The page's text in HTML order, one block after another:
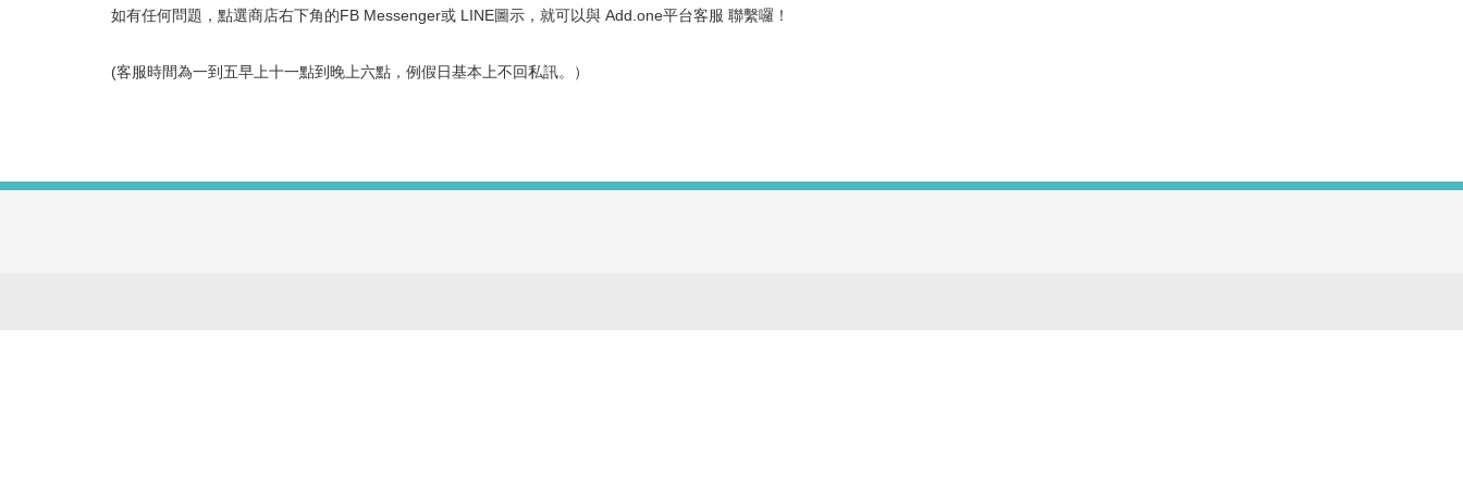
如有任何問題，點選商店右下角的FB Messenger或 LINE圖示，就可以與 Add.one平台客服 聯繫囉！
(客服時間為一到五早上十一點到晚上六點，例假日基本上不回私訊。）